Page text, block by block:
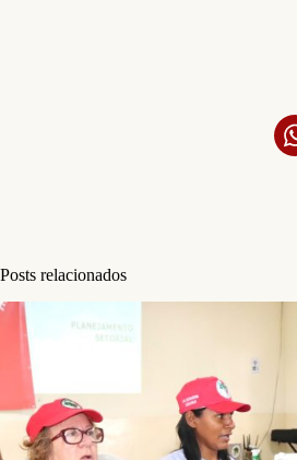
Posts relacionados